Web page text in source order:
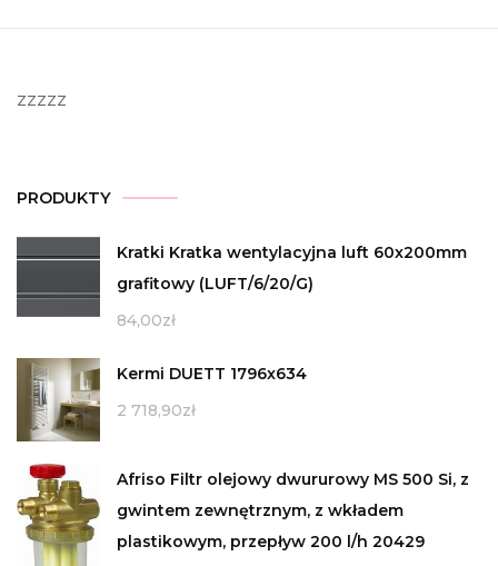
zzzzz
PRODUKTY
Kratki Kratka wentylacyjna luft 60x200mm
grafitowy (LUFT/6/20/G)
84,00zł
Kermi DUETT 1796x634
2 718,90zł
Afriso Filtr olejowy dwururowy MS 500 Si, z
gwintem zewnętrznym, z wkładem
plastikowym, przepływ 200 l/h 20429